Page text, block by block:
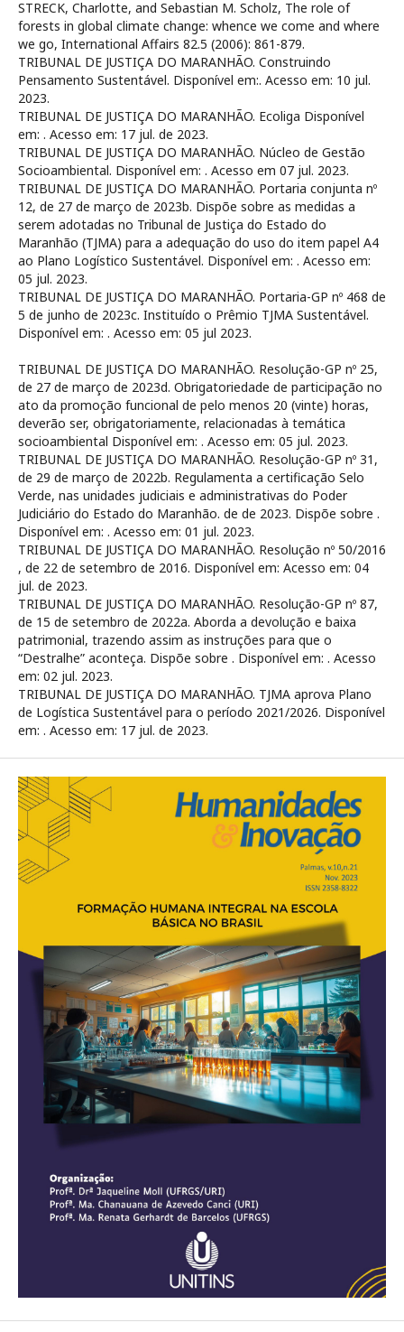
STRECK, Charlotte, and Sebastian M. Scholz, The role of
forests in global climate change: whence we come and where
we go, International Affairs 82.5 (2006): 861-879.
TRIBUNAL DE JUSTIÇA DO MARANHÃO. Construindo
Pensamento Sustentável. Disponível em:. Acesso em: 10 jul.
2023.
TRIBUNAL DE JUSTIÇA DO MARANHÃO. Ecoliga Disponível
em: . Acesso em: 17 jul. de 2023.
TRIBUNAL DE JUSTIÇA DO MARANHÃO. Núcleo de Gestão
Socioambiental. Disponível em: . Acesso em 07 jul. 2023.
TRIBUNAL DE JUSTIÇA DO MARANHÃO. Portaria conjunta nº
12, de 27 de março de 2023b. Dispõe sobre as medidas a
serem adotadas no Tribunal de Justiça do Estado do
Maranhão (TJMA) para a adequação do uso do item papel A4
ao Plano Logístico Sustentável. Disponível em: . Acesso em:
05 jul. 2023.
TRIBUNAL DE JUSTIÇA DO MARANHÃO. Portaria-GP nº 468 de
5 de junho de 2023c. Instituído o Prêmio TJMA Sustentável.
Disponível em: . Acesso em: 05 jul 2023.
TRIBUNAL DE JUSTIÇA DO MARANHÃO. Resolução-GP nº 25,
de 27 de março de 2023d. Obrigatoriedade de participação no
ato da promoção funcional de pelo menos 20 (vinte) horas,
deverão ser, obrigatoriamente, relacionadas à temática
socioambiental Disponível em: . Acesso em: 05 jul. 2023.
TRIBUNAL DE JUSTIÇA DO MARANHÃO. Resolução-GP nº 31,
de 29 de março de 2022b. Regulamenta a certificação Selo
Verde, nas unidades judiciais e administrativas do Poder
Judiciário do Estado do Maranhão. de de 2023. Dispõe sobre .
Disponível em: . Acesso em: 01 jul. 2023.
TRIBUNAL DE JUSTIÇA DO MARANHÃO. Resolução nº 50/2016
, de 22 de setembro de 2016. Disponível em: Acesso em: 04
jul. de 2023.
TRIBUNAL DE JUSTIÇA DO MARANHÃO. Resolução-GP nº 87,
de 15 de setembro de 2022a. Aborda a devolução e baixa
patrimonial, trazendo assim as instruções para que o
“Destralhe” aconteça. Dispõe sobre . Disponível em: . Acesso
em: 02 jul. 2023.
TRIBUNAL DE JUSTIÇA DO MARANHÃO. TJMA aprova Plano
de Logística Sustentável para o período 2021/2026. Disponível
em: . Acesso em: 17 jul. de 2023.